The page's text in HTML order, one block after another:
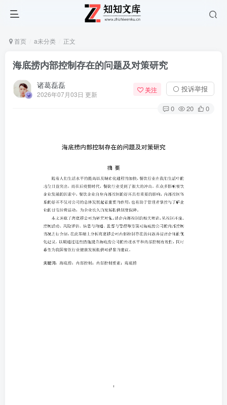
首页 a未分类 正文
海底捞内部控制存在的问题及对策研究
诸葛磊磊
2026年07月03日 更新
关注 ⚪ 投诉举报
0 20 0